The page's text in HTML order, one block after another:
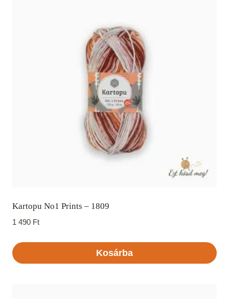
Kartopu No1 Prints – 1809
1 490 Ft
Kosárba